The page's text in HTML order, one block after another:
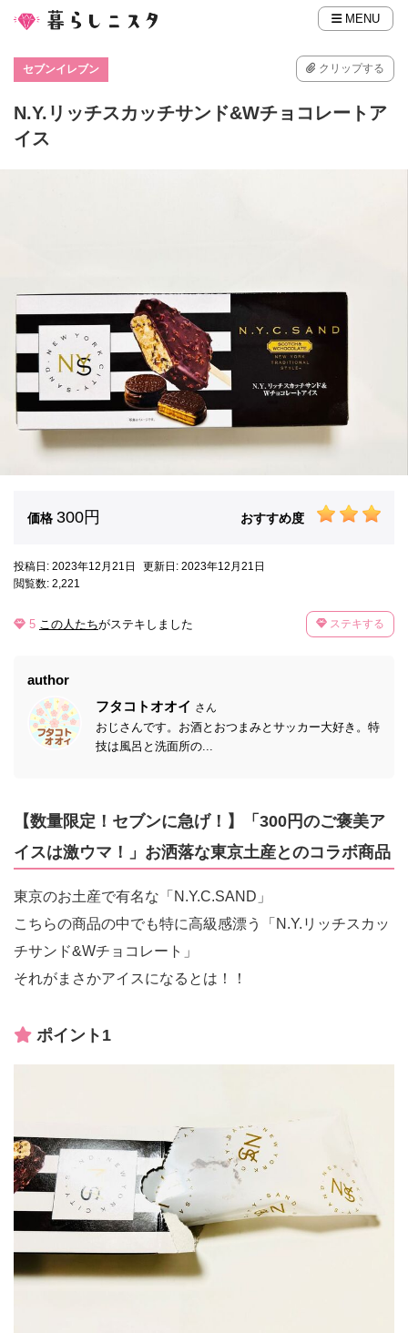
MENU
セブンイレブン クリップする
N.Y.リッチスカッチサンド&Wチョコレートア
イス
価格 300円 おすすめ度
投稿日: 2023年12月21日
更新日: 2023年12月21日
閲覧数: 2,221
5 この人たちがステキしました ステキする
author
フタコトオオイ さん
おじさんです。お酒とおつまみとサッカー大好き。特
技は風呂と洗面所の...
【数量限定！セブンに急げ！】「300円のご褒美ア
イスは激ウマ！」お洒落な東京土産とのコラボ商品
東京のお土産で有名な「N.Y.C.SAND」
こちらの商品の中でも特に高級感漂う「N.Y.リッチスカッ
チサンド&Wチョコレート」
それがまさかアイスになるとは！！
ポイント1